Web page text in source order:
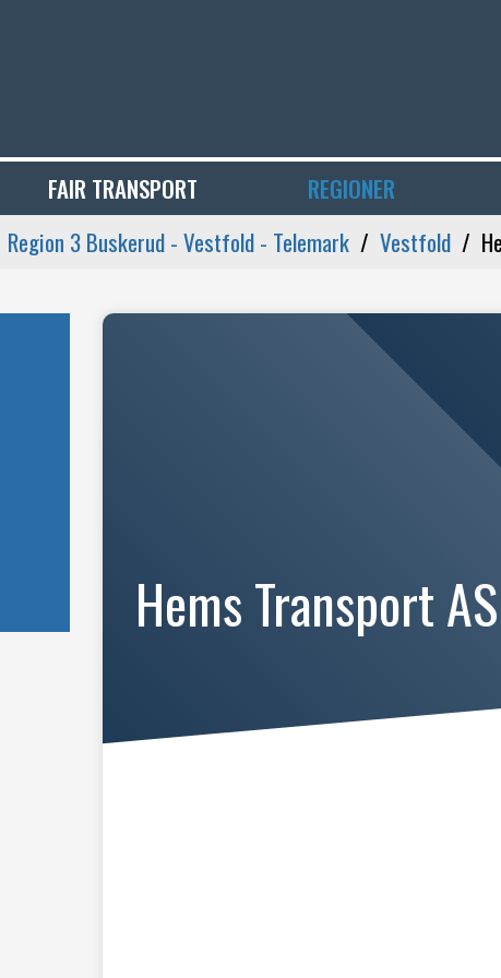
FAIR TRANSPORT REGIONER
Region 3 Buskerud - Vestfold - Telemark Vestfold
Hems Transport AS